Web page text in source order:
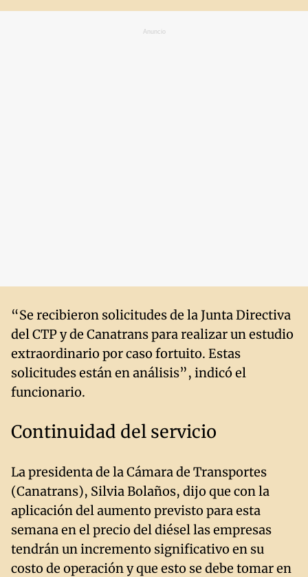
Anuncio
“Se recibieron solicitudes de la Junta Directiva
del CTP y de Canatrans para realizar un estudio
extraordinario por caso fortuito. Estas
solicitudes están en análisis”, indicó el
funcionario.
Continuidad del servicio
La presidenta de la Cámara de Transportes
(Canatrans), Silvia Bolaños, dijo que con la
aplicación del aumento previsto para esta
semana en el precio del diésel las empresas
tendrán un incremento significativo en su
costo de operación y que esto se debe tomar en